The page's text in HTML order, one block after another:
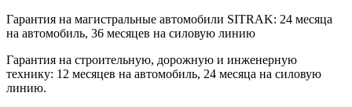
Гарантия на магистральные автомобили SITRAK: 24 месяца
на автомобиль, 36 месяцев на силовую линию
Гарантия на строительную, дорожную и инженерную
технику: 12 месяцев на автомобиль, 24 месяца на силовую
линию.